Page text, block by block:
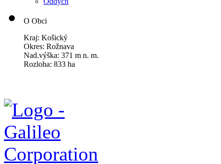
O Obci
Kraj: Košický
Okres: Rožnava
Nad.výška: 371 m n. m.
Rozloha: 833 ha